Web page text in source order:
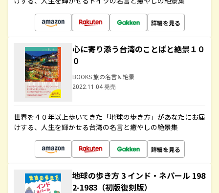
詳細を見る
心に寄り添う台湾のことばと絶景１０
０
BOOKS 旅の名言＆絶景
2022.11.04 発売
世界を４０年以上歩いてきた「地球の歩き方」があなたにお届
けする、人生を輝かせる台湾の名言と癒やしの絶景集
詳細を見る
地球の歩き方 3 インド・ネパール 198
2-1983（初版復刻版）